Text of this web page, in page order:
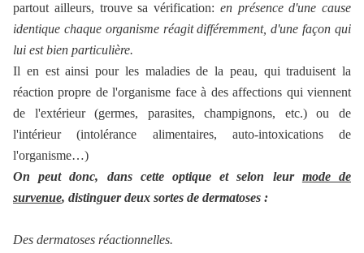
partout ailleurs, trouve sa vérification: en présence d'une cause
identique chaque organisme réagit différemment, d'une façon qui
lui est bien particulière.
Il en est ainsi pour les maladies de la peau, qui traduisent la
réaction propre de l'organisme face à des affections qui viennent
de l'extérieur (germes, parasites, champignons, etc.) ou de
l'intérieur (intolérance alimentaires, auto-intoxications de
l'organisme…)
On peut donc, dans cette optique et selon leur mode de
survenue, distinguer deux sortes de dermatoses :
Des dermatoses réactionnelles.